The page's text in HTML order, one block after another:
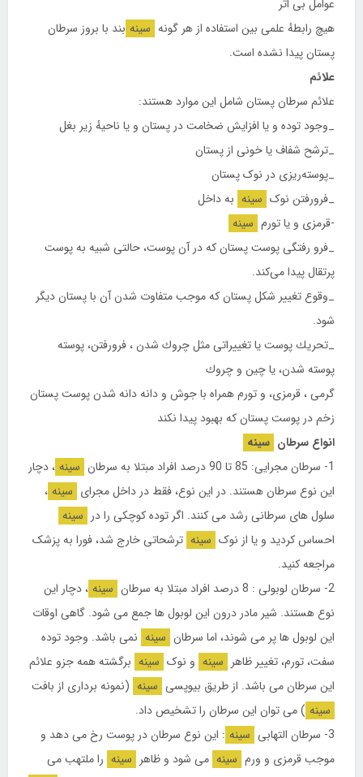
عوامل بی اثر
هیچ رابطهٔ علمی بین استفاده از هر گونه سینه ‌بند با بروز سرطان
پستان پیدا نشده است.
علائم
علائم سرطان پستان شامل این موارد هستند:
_وجود توده و یا افزایش ضخامت در پستان و یا ناحیهٔ زیر بغل
_ترشح شفاف یا خونی از پستان
_پوسته‌ریزی در نوک پستان
_فرورفتن نوک سینه به داخل
-قرمزی و یا تورم سینه
_فرو رفتگی پوست پستان که در آن پوست، حالتی شبیه به پوست
پرتقال پیدا می‌کند.
_وقوع تغییر شکل پستان که موجب متفاوت شدن آن با پستان دیگر
شود.
_تحریك پوست یا تغییراتی مثل چروك شدن ، فرورفتن، پوسته
پوسته شدن، یا چین و چروك
گرمی ، قرمزی، و تورم همراه با جوش و دانه دانه شدن پوست پستان
زخم در پوست پستان که بهبود پیدا نکند
انواع سرطان سینه
1- سرطان مجرایی: 85 تا 90 درصد افراد مبتلا به سرطان سینه ، دچار
این نوع سرطان هستند. در این نوع، فقط در داخل مجرای سینه ،
سلول های سرطانی رشد می کنند. اگر توده کوچکی را در سینه
احساس کردید و یا از نوک سینه ترشحاتی خارج شد، فورا به پزشک
مراجعه کنید.
2- سرطان لوبولی : 8 درصد افراد مبتلا به سرطان سینه ، دچار این
نوع هستند. شیر مادر درون این لوبول ها جمع می شود. گاهی اوقات
این لوبول ها پر می شوند، اما سرطان سینه نمی باشد. وجود توده
سفت، تورم، تغییر ظاهر سینه و نوک سینه برگشته همه جزو علائم
این سرطان می باشد. از طریق بیوپسی سینه (نمونه برداری از بافت
سینه ) می توان این سرطان را تشخیص داد.
3- سرطان التهابی سینه : این نوع سرطان در پوست رخ می دهد و
موجب قرمزی و ورم سینه می شود و ظاهر سینه را ملتهب می